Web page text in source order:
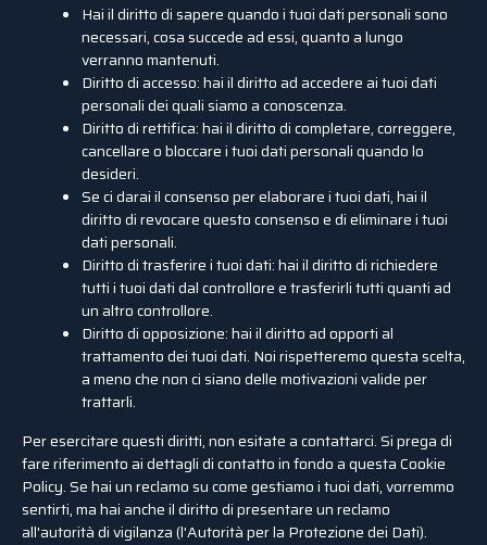
Hai il diritto di sapere quando i tuoi dati personali sono
necessari, cosa succede ad essi, quanto a lungo
verranno mantenuti.
Diritto di accesso: hai il diritto ad accedere ai tuoi dati
personali dei quali siamo a conoscenza.
Diritto di rettifica: hai il diritto di completare, correggere,
cancellare o bloccare i tuoi dati personali quando lo
desideri.
Se ci darai il consenso per elaborare i tuoi dati, hai il
diritto di revocare questo consenso e di eliminare i tuoi
dati personali.
Diritto di trasferire i tuoi dati: hai il diritto di richiedere
tutti i tuoi dati dal controllore e trasferirli tutti quanti ad
un altro controllore.
Diritto di opposizione: hai il diritto ad opporti al
trattamento dei tuoi dati. Noi rispetteremo questa scelta,
a meno che non ci siano delle motivazioni valide per
trattarli.
Per esercitare questi diritti, non esitate a contattarci. Si prega di
fare riferimento ai dettagli di contatto in fondo a questa Cookie
Policy. Se hai un reclamo su come gestiamo i tuoi dati, vorremmo
sentirti, ma hai anche il diritto di presentare un reclamo
all'autorità di vigilanza (l'Autorità per la Protezione dei Dati).